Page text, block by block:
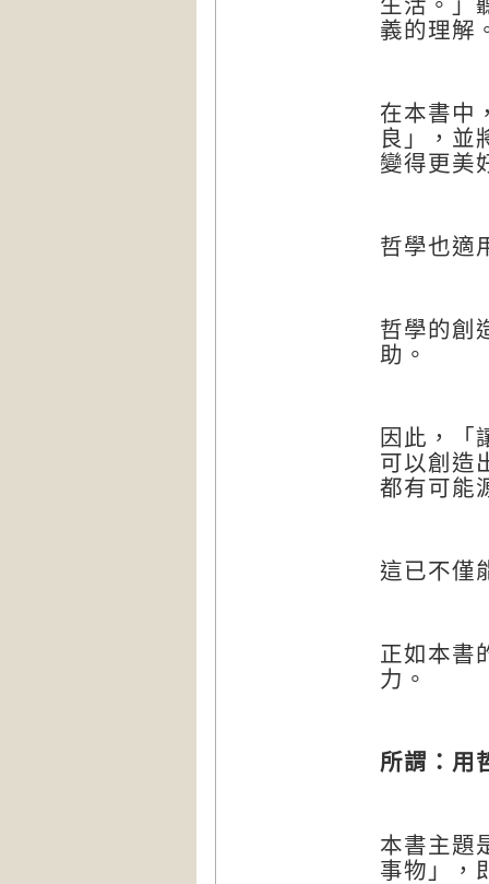
義的理解
在本書中
良」，並
變得更美
哲學也適
哲學的創
助。
因此，「
可以創造
都有可能
這已不僅
正如本書
力。
所謂： 用
本書主題
事物」，